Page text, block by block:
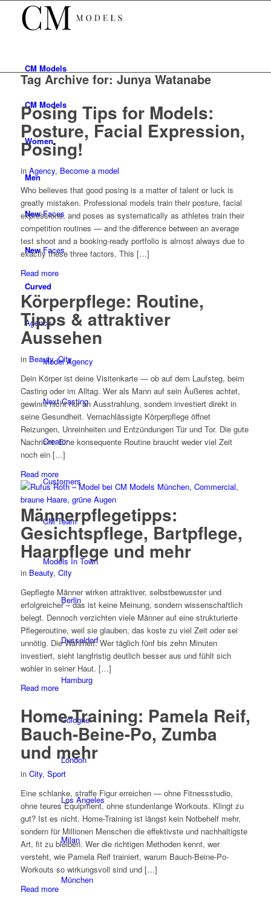
CM Models
CM Models
Women
Men
NewFaces
NewFaces
Curved
Agency
Model Agency
Next Casting
Creator
Customers
CM Team
Models In Town
Berlin
Dusseldorf
Hamburg
Cologne
London
Los Angeles
Milan
München
Tag Archive for: Junya Watanabe
Posing Tips for Models:
Posture, Facial Expression,
Posing!
in Agency, Become a model
Who believes that good posing is a matter of talent or luck is
greatly mistaken. Professional models train their posture, facial
expressions, and poses as systematically as athletes train their
competition routines — and the difference between an average
test shoot and a booking-ready portfolio is almost always due to
exactly these three factors. This […]
Read more
Körperpflege: Routine,
Tipps & attraktiver
Aussehen
in Beauty,City
Dein Körper ist deine Visitenkarte — ob auf dem Laufsteg, beim
Casting oder im Alltag. Wer als Mann auf sein Äußeres achtet,
gewinnt nicht nur an Ausstrahlung, sondern investiert direkt in
seine Gesundheit. Vernachlässigte Körperpflege öffnet
Reizungen, Unreinheiten und Entzündungen Tür und Tor. Die gute
Nachricht: Eine konsequente Routine braucht weder viel Zeit
noch ein […]
Read more
Männerpflegetipps:
Gesichtspflege, Bartpflege,
Haarpflege und mehr
in Beauty, City
Gepflegte Männer wirken attraktiver, selbstbewusster und
erfolgreicher – das ist keine Meinung, sondern wissenschaftlich
belegt. Dennoch verzichten viele Männer auf eine strukturierte
Pflegeroutine, weil sie glauben, das koste zu viel Zeit oder sei
unnötig. Die Wahrheit: Wer täglich fünf bis zehn Minuten
investiert, sieht langfristig deutlich besser aus und fühlt sich
wohler in seiner Haut. […]
Read more
Home-Training: Pamela Reif,
Bauch-Beine-Po, Zumba
und mehr
in City, Sport
Eine schlanke, straffe Figur erreichen — ohne Fitnessstudio,
ohne teures Equipment, ohne stundenlange Workouts. Klingt zu
gut? Ist es nicht. Home-Training ist längst kein Notbehelf mehr,
sondern für Millionen Menschen die effektivste und nachhaltigste
Art, fit zu bleiben. Wer die richtigen Methoden kennt, wer
versteht, wie Pamela Reif trainiert, warum Bauch-Beine-Po-
Workouts so wirkungsvoll sind und […]
Read more